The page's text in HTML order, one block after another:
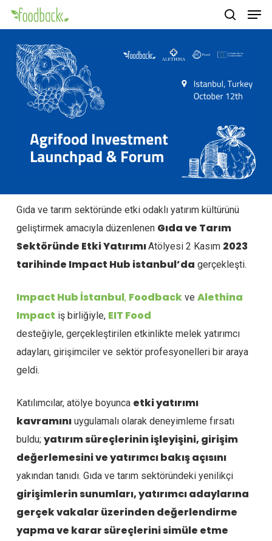
Skip
to
main
content
search
Gıda ve tarım sektöründe etki odaklı yatırım kültürünü
geliştirmek amacıyla düzenlenen Gıda ve Tarım
Sektöründe Etki YatırımıAtölyesi 2 Kasım 2023
tarihinde Impact Hub istanbul’da gerçekleşti.
Impact Hub İstanbul, Foodback veAlethina
Impact iş birliğiyle, EIT Food
desteğiyle, gerçekleştirilen etkinlikte melek yatırımcı
adayları, girişimciler ve sektör profesyonelleri bir araya
geldi.
Katılımcılar, atölye boyunca etki yatırımı
kavramını uygulamalı olarak deneyimleme fırsatı
buldu;yatırım süreçlerinin işleyişini, girişim
değerlemesini ve yatırımcı bakış açısını
yakından tanıdı. Gıda ve tarım sektöründeki yenilikçi
girişimlerin sunumları, yatırımcı adaylarına
gerçek vakalar üzerinden değerlendirme
yapma ve karar süreçlerini simüle etme